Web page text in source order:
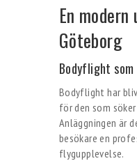
En
Göteborg
Bodyflight
Bodyflight har
för den som
Anläggningen är
besökare en
flygupplevelse.